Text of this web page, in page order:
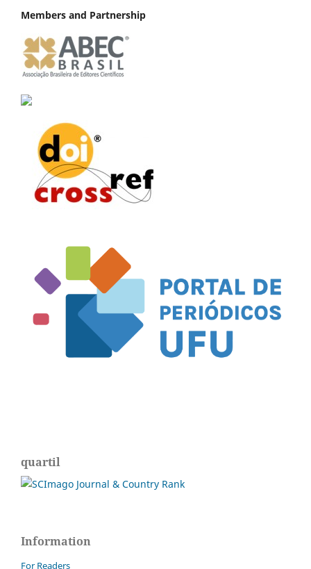
Members and Partnership
quartil
Information
For Readers